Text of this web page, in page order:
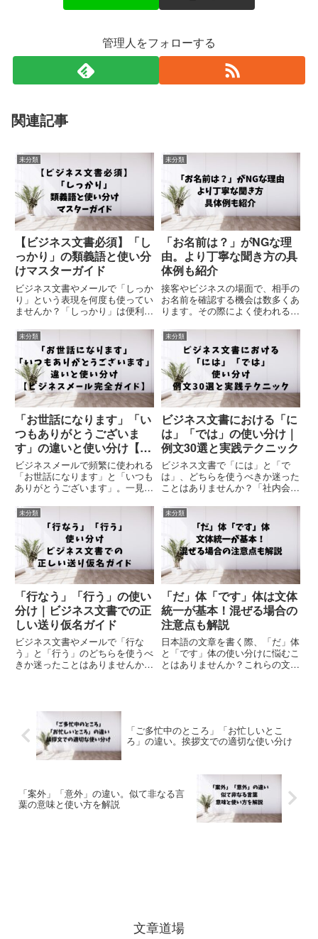
管理人をフォローする
関連記事
未分類
【ビジネス文書必須】「し
っかり」の類義語と使い分
けマスターガイド
ビジネス文書やメールで「しっか
り」という表現を何度も使ってい
ませんか？「しっかり」は便利な
単調になり、プロフェッショナル
な印象を損なう恐れがあります。
適切な類義語を知り、状況に応じ
て使い分けることで、あなたの
文...
未分類
「お名前は？」がNGな理
由。より丁寧な聞き方の具
体例も紹介
接客やビジネスの場面で、相手の
お名前を確認する機会は数多くあ
ります。その際によく使われる
が、実はビジネスマナーの観点か
らは適切でないとされています。
この記事では、より丁寧な名前の
確認方法と、それぞれの表現が適
切・...
未分類
「お世話になります」「い
つもありがとうございま
す」の違いと使い分け【ビ
ジネスメール完全ガイド】
ビジネスメールで頻繁に使われる
「お世話になります」と「いつも
ありがとうございます」。一見似
る意味と使い方があります。使い
分けを間違えると、ビジネスマナ
ーの面で相手に不快感を与えた
り、自分の印象を下げたりする可
能...
未分類
ビジネス文書における「に
は」「では」の使い分け｜
例文30選と実践テクニック
ビジネス文書で「には」と「で
は」、どちらを使うべきか迷った
ことはありませんか？「社内会議
検討します」——どちらが正しい
のでしょうか。実は、これらの助
詞の使い分けが適切にできるかど
うかで、文書の品質は大きく変わ
っ...
未分類
「行なう」「行う」の使い
分け｜ビジネス文書での正
しい送り仮名ガイド
ビジネス文書やメールで「行な
う」と「行う」のどちらを使うべ
きか迷ったことはありませんか？
しい表記を知らないまま文書を送
付すると、相手に「日本語の基本
が...
未分類
「だ」体「です」体は文体
統一が基本！混ぜる場合の
注意点も解説
日本語の文章を書く際、「だ」体
と「です」体の使い分けに悩むこ
とはありませんか？これらの文末
ベ...
「ご多忙中のところ」「お忙しいとこ
ろ」の違い。挨拶文での適切な使い分け
「案外」「意外」の違い。似て非なる言
葉の意味と使い方を解説
文章道場